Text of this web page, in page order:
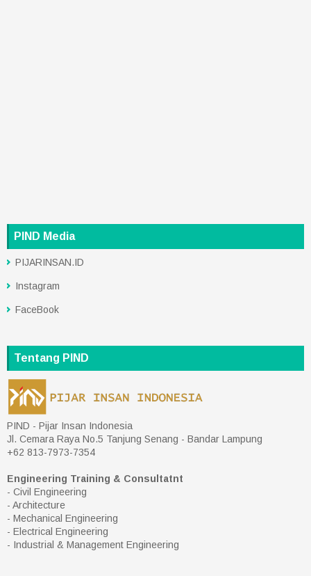
PIND Media
PIJARINSAN.ID
Instagram
FaceBook
Tentang PIND
PIND - Pijar Insan Indonesia
Jl. Cemara Raya No.5 Tanjung Senang - Bandar Lampung
+62 813-7973-7354
Engineering Training & Consultatnt
- Civil Engineering
- Architecture
- Mechanical Engineering
- Electrical Engineering
- Industrial & Management Engineering